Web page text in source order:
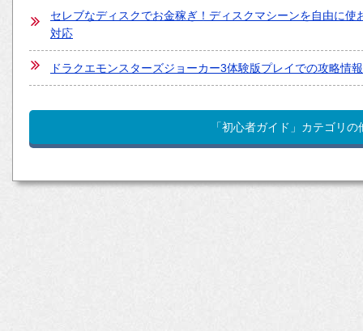
セレブなディスクでお金稼ぎ！ディスクマシーンを自由に
対応
ドラクエモンスターズジョーカー3体験版プレイでの攻略情
「初心者ガイド」カテゴリ